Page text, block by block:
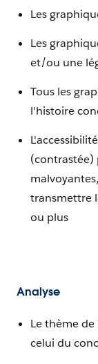
Les
Les
et/ou une
Tous les
l'histoire
(contrastée)
transmettre
ou plus
Analyse
Le thème
celui du